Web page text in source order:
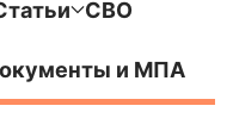
СВО
и МПА